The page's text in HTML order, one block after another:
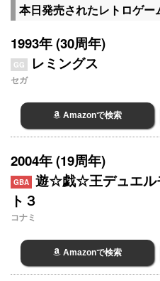
本日発売されたレトロゲー
1993年 (30周年)
GG レミングス
セガ
Amazonで検索
2004年 (19周年)
GBA
遊☆戯☆王デュエル
ト３
コナミ
Amazonで検索